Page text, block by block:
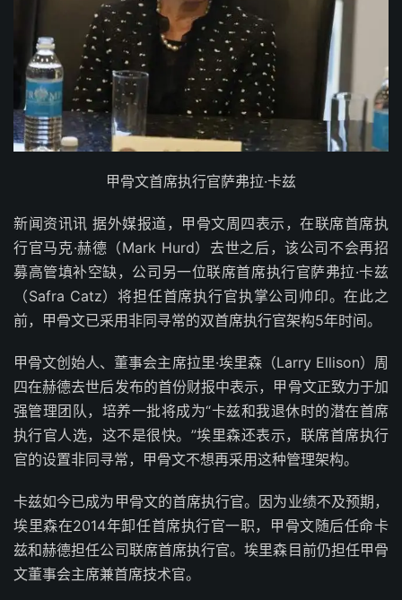
甲骨文首席执行官萨弗拉·卡兹
新闻资讯讯 据外媒报道，甲骨文周四表示，在联席首席执
行官马克·赫德（Mark Hurd）去世之后，该公司不会再招
募高管填补空缺，公司另一位联席首席执行官萨弗拉·卡兹
（Safra Catz）将担任首席执行官执掌公司帅印。在此之
前，甲骨文已采用非同寻常的双首席执行官架构5年时间。
甲骨文创始人、董事会主席拉里·埃里森（Larry Ellison）周
四在赫德去世后发布的首份财报中表示，甲骨文正致力于加
强管理团队，培养一批将成为“卡兹和我退休时的潜在首席
执行官人选，这不是很快。”埃里森还表示，联席首席执行
官的设置非同寻常，甲骨文不想再采用这种管理架构。
卡兹如今已成为甲骨文的首席执行官。因为业绩不及预期，
埃里森在2014年卸任首席执行官一职，甲骨文随后任命卡
兹和赫德担任公司联席首席执行官。埃里森目前仍担任甲骨
文董事会主席兼首席技术官。